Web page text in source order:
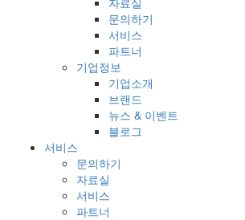
문의하기
서비스
파트너
기업정보
기업소개
브랜드
뉴스 & 이벤트
블로그
서비스
문의하기
자료실
서비스
파트너